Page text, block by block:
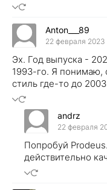
Anton___89
22 февраля 2023
Эх. Год выпуска -
1993-го. Я понимаю,
стиль где-то до
andrz
22 февраля
Попробуй
действительно